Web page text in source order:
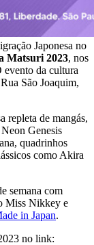
Japonesa no
Matsuri 2023, nos
evento da cultura
São Joaquim,
repleta de mangás,
Genesis
quadrinhos
como Akira
semana com
Miss Nikkey e
in Japan.
no link: